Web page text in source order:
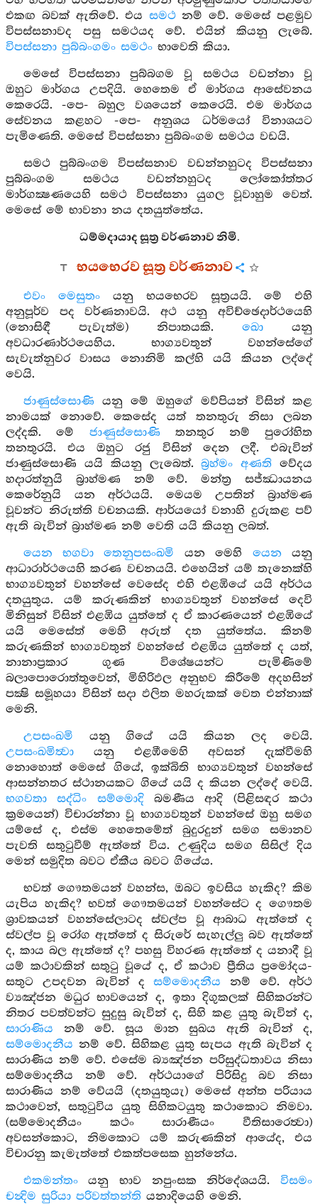
එකඟ බවක් ඇතිවේ. එය සමථනම් වේ. මෙසේ පළමුව
විපස්සනාවද පසු සමථයද වේ. එයින් කියනු ලැබේ.
විපස්සනා පුබ්බංගමං සමථං භාවෙති කියා.
මෙසේ විපස්සනා පුබ්බගම වූ සමථය වඩන්නා වූ
ඔහුට මාර්ගය උපදියි. හෙතෙම ඒ මාර්ගය ආසේවනය
කෙරෙයි. -පෙ- බහුල වශයෙන් කෙරෙයි. එම මාර්ගය
සේවනය කළහට -පෙ- අනුශය ධර්මයෝ විනාශයට
පැමිණෙති. මෙසේ විපස්සනා පුබ්බංගම සමථය වඩයි.
සමථ පුබ්බංගම විපස්සනාව වඩන්නහුටද විපස්සනා
පුබ්බංගම සමථය වඩන්නහුටද ලෝකෝත්තර
මාර්ගක්‍ෂණයෙහි සමථ විපස්සනා යුගල වූවාහුම වෙත්.
මෙසේ මේ භාවනා නය දතයුත්තේය.
ධම්මදායාද සූත්‍ර වර්ණනාව නිමි.
භයභෙරව සූත්‍ර වර්ණනාව
එවං මෙසුතංයනු භයභෙරව සූත්‍රයයි. මේ එහි
අනුපූර්ව පද වර්ණනාවයි. අථ යනු අවිච්ඡෙදාර්ථයෙහි
(නොසිඳී පැවැත්ම) නිපාතයකි. ඛො යනු
අවධාරණාර්ථයෙහිය. භාග්‍යවතුන් වහන්සේගේ
සැවැත්නුවර වාසය නොනිමි කල්හි යයි කියන ලද්දේ
වෙයි.
ජාණුස්සොණි යනු මේ ඔහුගේ මව්පියන් විසින් කළ
නාමයක් නොවේ. කෙසේද යත් තනතුරු නිසා ලබන
ලද්දකි. මේ ජාණුස්සොණි තනතුර නම් පුරෝහිත
තනතුරයි. එය ඔහුට රජු විසින් දෙන ලදී. එබැවින්
ජාණුස්සොණි යයි කියනු ලැබෙත්.බ්‍රහ්මං අණති වේදය
හදාරත්නුයි බ්‍රාහ්මණ නම් වේ. මන්ත්‍ර සජ්ඣායනය
කෙරේනුයි යන අර්ථයයි. මෙයම උපතින් බ්‍රාහ්මණ
වූවන්ට නිරුත්ති වචනයකි. ආර්යයෝ වනාහි දුරුකළ පව්
ඇති බැවින් බ්‍රාහ්මණ නම් වෙති යයි කියනු ලබත්.
යෙන භගවා තෙනුපසංඛමි යන මෙහි යෙන යනු
ආධාරාර්ථයෙහි කරණ වචනයයි. එහෙයින් යම් තැනෙක්හි
භාග්‍යවතුන් වහන්සේ වෙසේද එහි එළඹියේ යයි අර්ථය
දතයුතුය. යම් කරුණකින් භාග්‍යවතුන් වහන්සේ දෙවි
මිනිසුන් විසින් එළඹිය යුත්තේ ද ඒ කාරණයෙන් එළඹියේ
යයි මෙසේත් මෙහි අරුත් දත යුත්තේය. කිනම්
කරුණකින් භාග්‍යවතුන් වහන්සේ එළඹිය යුත්තේ ද යත්,
නානාප්‍රකාර ගුණ විශේෂයන්ට පැමිණිමේ
බලාපොරොත්තුවෙන්, මිහිරිඵල අනුභව කිරීමේ අදහසින්
පක්‍ෂි සමූහයා විසින් සදා ඵලිත මහරුකක් වෙත එන්නාක්
මෙනි.
උපසංඛමි යනු ගියේ යයි කියන ලද වෙයි.
උපසංඛමිත්‍වා යනු එළඹීමෙහි අවසන් දැක්වීමහි
නොහොත් මෙසේ ගියේ, ඉක්බිති භාග්‍යවතුන් වහන්සේ
ආසන්නතර ස්ථානයකට ගියේ යයි ද කියන ලද්දේ වෙයි.
භගවතා සද්ධිං සම්මොදිබමණීය ආදි (පිළිසඳර කථා
ක්‍රමයෙන්) විචාරන්නා වූ භාග්‍යවතුන් වහන්සේ ඔහු සමග
යම්සේ ද, එස්ම හෙතෙමේත් බුදුරදුන් සමග සමානව
පැවති සතුටුවීම් ඇත්තේ විය. උණුදිය සමග සිසිල් දිය
මෙන් සමුදිත බවට ඒකීය බවට ගියේය.
භවත් ගෞතමයන් වහන්ස, ඔබට ඉවසිය හැකිද? කිම
යැපිය හැකිද? භවත් ගෞතමයන් වහන්සේට ද ගෞතම
ශ්‍රාවකයන් වහන්සේලාටද ස්වල්ප වූ ආබාධ ඇත්තේ ද
ස්වල්ප වූ රෝග ඇත්තේ ද සිරුරේ සැහැල්ලු බව ඇත්තේ
ද, කාය බල ඇත්තේ ද? පහසු විහරණ ඇත්තේ ද යනාදී වූ
යම් කථාවකින් සතුටු වූයේ ද, ඒ කථාව ප්‍රීතිය ප්‍රමෝදය-
සතුට උපදවන බැවින් දසම්මොදනීය නම් වේ. අර්ථ
ව්‍යඤ්ජන මධුර භාවයෙන් ද, ඉතා දිගුකලක් සිහිකරන්ට
නිතර පවත්වන්ට සුදුසු බැවින් ද, සිහි කළ යුතු බැවින් ද,
සාරාණිය නම් වේ. සූය මාන සුඛය ඇති බැවින් ද,
සම්මොදනීය නම් වේ. සිහිකළ යුතු සැපය ඇති බැවින් ද
සාරාණිය නම් වේ. එසේම බ්‍යඤ්ජන පරිසුද්ධතාවය නිසා
සම්මොදනීය නම් වේ. අර්ථයාගේ පිරිසිදු බව නිසා
සාරාණිය නම් වේයයි (දතයුතුයැ) මෙසේ අන්ත පරියාය
කථාවෙන්, සතුටුවිය යුතු සිහිකටයුතු කථාකොට නිමවා.
(සම්මොදනීයං කථං සාරාණීයං වීතිසාරෙත්‍වා)
අවසන්කොට, නිමකොට යම් කරුණකින් ආයේද, එය
විචාරනු කැමැත්තේ එකත්පසෙක හුන්නේය.
එකමන්තංයනු භාව නපුංසක නිර්දේශයයි. විසමං
චන්‍දිම සුරියා පරිවත්තන්ති යනාදියෙහි මෙනි.